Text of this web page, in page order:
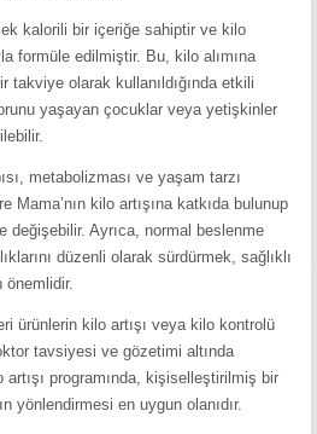
kalorili bir içeriğe sahiptir ve kilo
formüle edilmiştir. Bu, kilo alımına
takviye olarak kullanıldığında etkili
yaşayan çocuklar veya yetişkinler
metabolizması ve yaşam tarzı
Mama’nın kilo artışına katkıda bulunup
değişebilir. Ayrıca, normal beslenme
düzenli olarak sürdürmek, sağlıklı
önemlidir.
ürünlerin kilo artışı veya kilo kontrolü
tavsiyesi ve gözetimi altında
artışı programında, kişiselleştirilmiş bir
yönlendirmesi en uygun olanıdır.